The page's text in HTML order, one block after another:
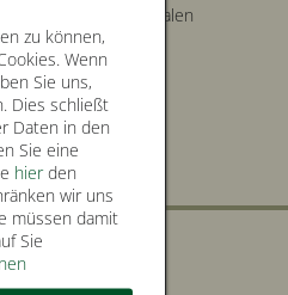
für unsere Filialen
MIT
zu können,
Wenn
Sie uns,
Dies schließt
Daten in den
Sie eine
hierden
wir uns
müssen damit
Sie